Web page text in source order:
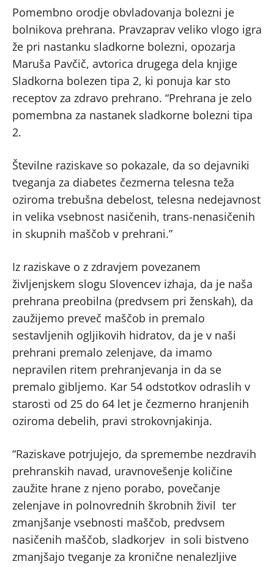
Pomembno orodje obvladovanja bolezni je
bolnikova prehrana. Pravzaprav veliko vlogo igra
že pri nastanku sladkorne bolezni, opozarja
Maruša Pavčič, avtorica drugega dela knjige
Sladkorna bolezen tipa 2, ki ponuja kar sto
receptov za zdravo prehrano. “Prehrana je zelo
pomembna za nastanek sladkorne bolezni tipa
2.
Številne raziskave so pokazale, da so dejavniki
tveganja za diabetes čezmerna telesna teža
oziroma trebušna debelost, telesna nedejavnost
in velika vsebnost nasičenih, trans-nenasičenih
in skupnih maščob v prehrani.”
Iz raziskave o z zdravjem povezanem
življenjskem slogu Slovencev izhaja, da je naša
prehrana preobilna (predvsem pri ženskah), da
zaužijemo preveč maščob in premalo
sestavljenih ogljikovih hidratov, da je v naši
prehrani premalo zelenjave, da imamo
nepravilen ritem prehranjevanja in da se
premalo gibljemo. Kar 54 odstotkov odraslih v
starosti od 25 do 64 let je čezmerno hranjenih
oziroma debelih, pravi strokovnjakinja.
“Raziskave potrjujejo, da spremembe nezdravih
prehranskih navad, uravnovešenje količine
zaužite hrane z njeno porabo, povečanje
zelenjave in polnovrednih škrobnih živil ter
zmanjšanje vsebnosti maščob, predvsem
nasičenih maščob, sladkorjev in soli bistveno
zmanjšajo tveganje za kronične nenalezljive